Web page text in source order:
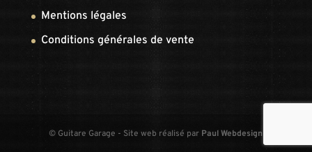
Mentions légales
Conditions générales de vente
© Guitare Garage - Site web réalisé par Paul Webdesign